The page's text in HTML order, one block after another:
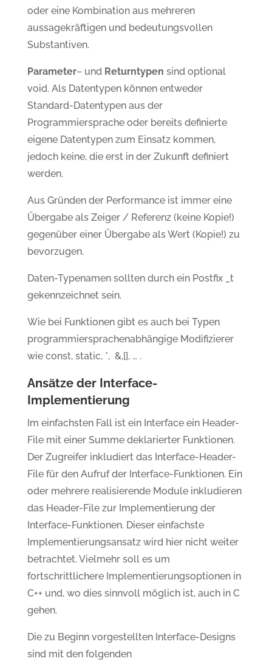
oder eine Kombination aus mehreren
aussagekräftigen und bedeutungsvollen
Substantiven.
Parameter– undReturntypen sind optional
void. Als Datentypen können entweder
Standard-Datentypen aus der
Programmiersprache oder bereits definierte
eigene Datentypen zum Einsatz kommen,
jedoch keine, die erst in der Zukunft definiert
werden.
Aus Gründen der Performance ist immer eine
Übergabe als Zeiger / Referenz (keine Kopie!)
gegenüber einer Übergabe als Wert (Kopie!) zu
bevorzugen.
Daten-Typenamen sollten durch ein Postfix _t
gekennzeichnet sein.
Wie bei Funktionen gibt es auch bei Typen
programmiersprachenabhängige Modifizierer
wie const, static, *, &,[], … .
Ansätze der Interface-
Implementierung
Im einfachsten Fall ist ein Interface ein Header-
File mit einer Summe deklarierter Funktionen.
Der Zugreifer inkludiert das Interface-Header-
File für den Aufruf der Interface-Funktionen. Ein
oder mehrere realisierende Module inkludieren
das Header-File zur Implementierung der
Interface-Funktionen. Dieser einfachste
Implementierungsansatz wird hier nicht weiter
betrachtet. Vielmehr soll es um
fortschrittlichere Implementierungsoptionen in
C++ und, wo dies sinnvoll möglich ist, auch in C
gehen.
Die zu Beginn vorgestellten Interface-Designs
sind mit den folgenden